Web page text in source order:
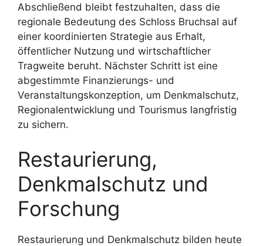
Abschließend bleibt festzuhalten, dass die
regionale Bedeutung des Schloss Bruchsal auf
einer koordinierten Strategie aus Erhalt,
öffentlicher Nutzung und wirtschaftlicher
Tragweite beruht. Nächster Schritt ist eine
abgestimmte Finanzierungs- und
Veranstaltungskonzeption, um Denkmalschutz,
Regionalentwicklung und Tourismus langfristig
zu sichern.
Restaurierung,
Denkmalschutz und
Forschung
Restaurierung und Denkmalschutz bilden heute